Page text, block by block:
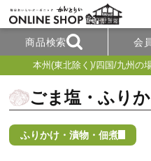
商品検索 会
本州(東北除く)/四国/九州の
ごま塩・ふり
ふりかけ・漬物・佃煮